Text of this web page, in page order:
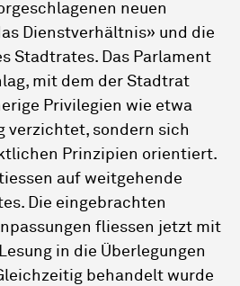
neuen
Dienstverhältnis» und die
Stadtrates. Das Parlament
mit dem der Stadtrat
Privilegien wie etwa
verzichtet, sondern sich
Prinzipien orientiert.
auf weitgehende
Die eingebrachten
fliessen jetzt mit
in die Überlegungen
behandelt wurde